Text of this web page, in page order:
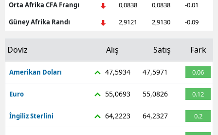
Orta Afrika CFA Frangı
0,0838 0,0838
-0.01
Güney Afrika Randı
2,9121 2,9130 -0.09
Döviz Alış Satış Fark
Amerikan Doları 47,5934 47,5971 0.06
Euro 55,0693 55,0826 0.12
İngiliz Sterlini 64,2223 64,2327 0.2